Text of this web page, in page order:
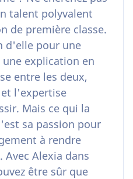
talent polyvalent
de première classe.
d'elle pour une
explication en
entre les deux,
l'expertise
Mais ce qui la
sa passion pour
à rendre
Alexia dans
être sûr que